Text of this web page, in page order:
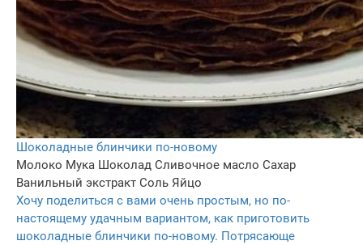
Шоколадные блинчики по-новому
Молоко Мука Шоколад Сливочное масло Сахар
Ванильный экстракт Соль Яйцо
Хочу поделиться с вами очень простым, но по-
настоящему удачным вариантом, как приготовить
шоколадные блинчики по-новому. Потрясающе